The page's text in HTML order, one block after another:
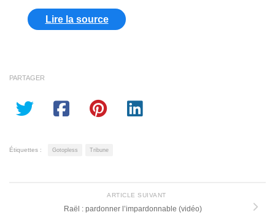
Lire la source
PARTAGER
Étiquettes : Gotopless Tribune
ARTICLE SUIVANT
Raël : pardonner l’impardonnable (vidéo)